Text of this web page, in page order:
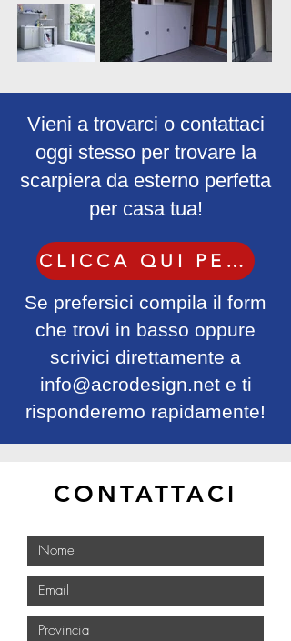
Vieni a trovarci o contattaci
oggi stesso per trovare la
scarpiera da esterno perfetta
per casa tua!
CLICCA QUI PER CONTATTARCI
Se prefersici compila il form
che trovi in basso oppure
scrivici direttamente a
info@acrodesign.nete ti
risponderemo rapidamente!
CONTATTACI